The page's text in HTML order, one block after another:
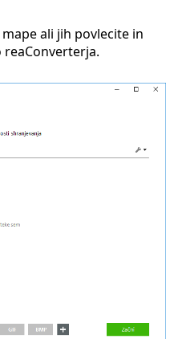
ali jih povlecite in